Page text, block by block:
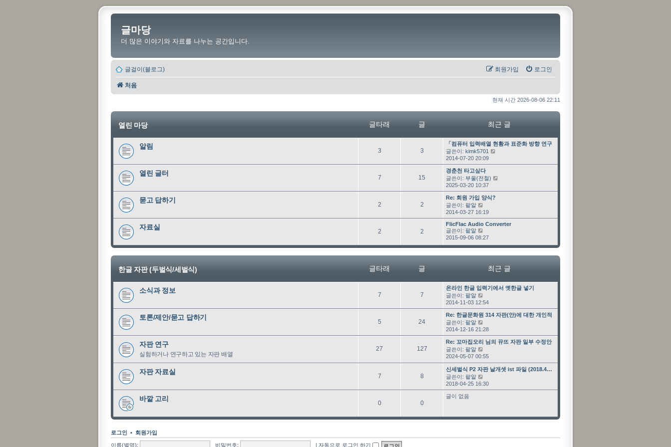
글마당
더 많은 이야기와 자료를 나누는 공간입니다.
글걸이(블로그) 로그인
회원가입
처음
현재 시간 2026-08-06 22:11
열린 마당 글타래 글 최근 글
알림
3글
타
래
3글
최근 글
「컴퓨터 입력배열 현황과 표준화 방향 연구」 과제 수…
글쓴이: kimk5701
2014-07-20 20:09
열린 글터
7글
타
래
15
최근 글
경춘천 타고싶다
글쓴이: 부울(전철)
2025-03-20 10:37
묻고 답하기
2글
타
래
2글
최근 글
Re: 회원 가입 양식?
글쓴이: 팥알
2014-03-27 16:19
자료실
2글
타
래
2글
최근 글
FlicFlac Audio Converter
글쓴이: 팥알
2015-09-06 08:27
한글 자판 (두벌식/세벌식) 글타래 글 최근 글
소식과 정보
7글
타
래
7글
최근 글
온라인 한글 입력기에서 옛한글 넣기
글쓴이: 팥알
2014-11-03 12:54
토론/제안/묻고 답하기
5글
타
래
24글
최근 글
Re: 한글문화원 314 자판(안)에 대한 개인적인 …
글쓴이: 팥알
2014-12-16 21:28
자판 연구
실험하거나 연구하고 있는 자판 배열
27
타
127글
최근 글
Re: 꼬마집오리 님의 뀨뜨 자판 일부 수정안
글쓴이: 팥알
2024-05-07 00:55
자판 자료실
7글
타
래
8글
최근 글
신세벌식 P2 자판 날개셋 ist 파일 (2018.4…
글쓴이: 팥알
2018-04-25 16:30
바깥 고리
0글
타
0글
글이 없음
로그인 • 회원가입
이름(별명): 비밀번호: 자동으로 로그인 하기